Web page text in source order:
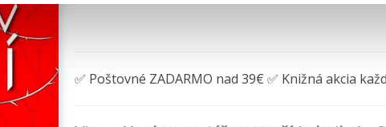
✅ Poštovné ZADARMO nad 39€ ✅ Knižná akcia